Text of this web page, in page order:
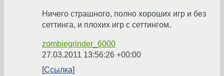
Ничего страшного, полно хороших игр и без
сеттинга, и плохих игр с сеттингом.
zombiegrinder_6000
27.03.2011 13:56:26 +00:00
Ссылка